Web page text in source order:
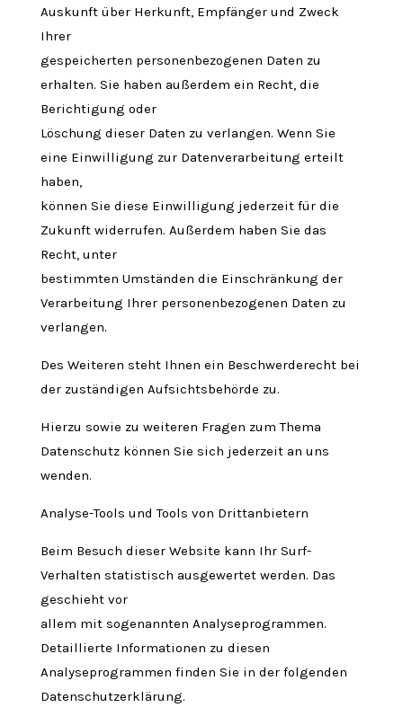
Auskunft über Herkunft, Empfänger und Zweck
Ihrer
gespeicherten personenbezogenen Daten zu
erhalten. Sie haben außerdem ein Recht, die
Berichtigung oder
Löschung dieser Daten zu verlangen. Wenn Sie
eine Einwilligung zur Datenverarbeitung erteilt
haben,
können Sie diese Einwilligung jederzeit für die
Zukunft widerrufen. Außerdem haben Sie das
Recht, unter
bestimmten Umständen die Einschränkung der
Verarbeitung Ihrer personenbezogenen Daten zu
verlangen.
Des Weiteren steht Ihnen ein Beschwerderecht bei
der zuständigen Aufsichtsbehörde zu.
Hierzu sowie zu weiteren Fragen zum Thema
Datenschutz können Sie sich jederzeit an uns
wenden.
Analyse-Tools und Tools von Drittanbietern
Beim Besuch dieser Website kann Ihr Surf-
Verhalten statistisch ausgewertet werden. Das
geschieht vor
allem mit sogenannten Analyseprogrammen.
Detaillierte Informationen zu diesen
Analyseprogrammen finden Sie in der folgenden
Datenschutzerklärung.